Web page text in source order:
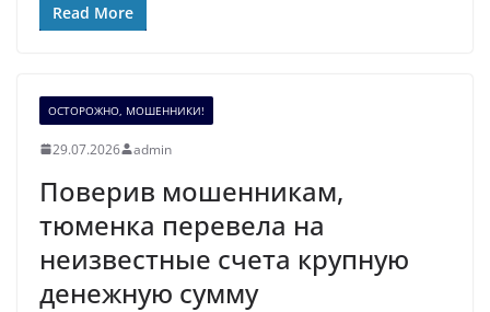
Read More
ОСТОРОЖНО, МОШЕННИКИ!
29.07.2026 admin
Поверив мошенникам,
тюменка перевела на
неизвестные счета крупную
денежную сумму